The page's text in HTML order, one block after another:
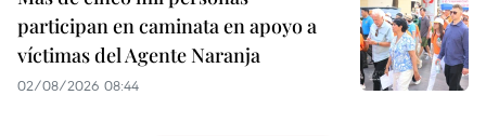
participan en caminata en apoyo a
víctimas del Agente Naranja
02/08/2026 08:44